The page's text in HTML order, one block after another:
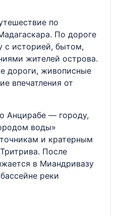
по
По дороге
с историей, бытом,
жителей острова.
дороги, живописные
впечатления от
Анцирабе — городу,
воды»
и кратерным
После
в Миандривазу
реки